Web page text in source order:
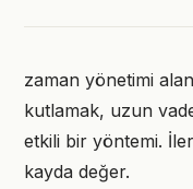
zaman yönetimi
kutlamak, uzun
etkili bir yöntemi.
kayda değer.